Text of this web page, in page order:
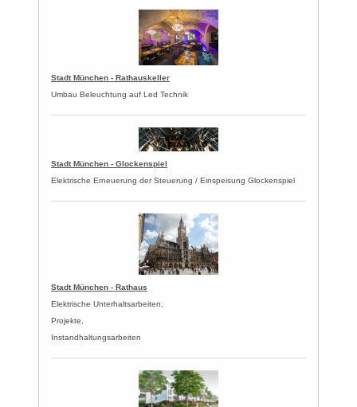
Stadt München - Rathauskeller
Umbau Beleuchtung auf Led Technik
Stadt München - Glockenspiel
Elektrische Erneuerung der Steuerung / Einspeisung Glockenspiel
Stadt München - Rathaus
Elektrische Unterhaltsarbeiten,
Projekte,
Instandhaltungsarbeiten